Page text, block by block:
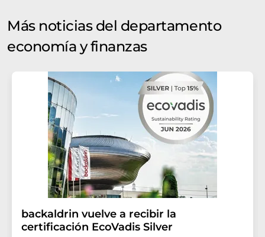
Más noticias del departamento
economía y finanzas
backaldrin vuelve a recibir la
certificación EcoVadis Silver